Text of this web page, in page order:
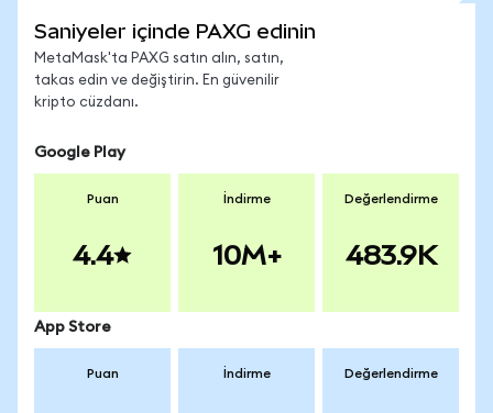
Saniyeler içinde PAXG edinin
MetaMask'ta PAXG satın alın, satın,
takas edin ve değiştirin. En güvenilir
kripto cüzdanı.
Google Play
Puan
4.4
İndirme
10M+
Değerlendirme
483.9K
App Store
Puan İndirme Değerlendirme